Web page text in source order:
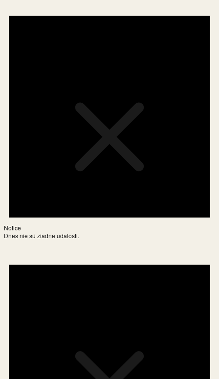
Notice
Dnes nie sú žiadne udalosti.